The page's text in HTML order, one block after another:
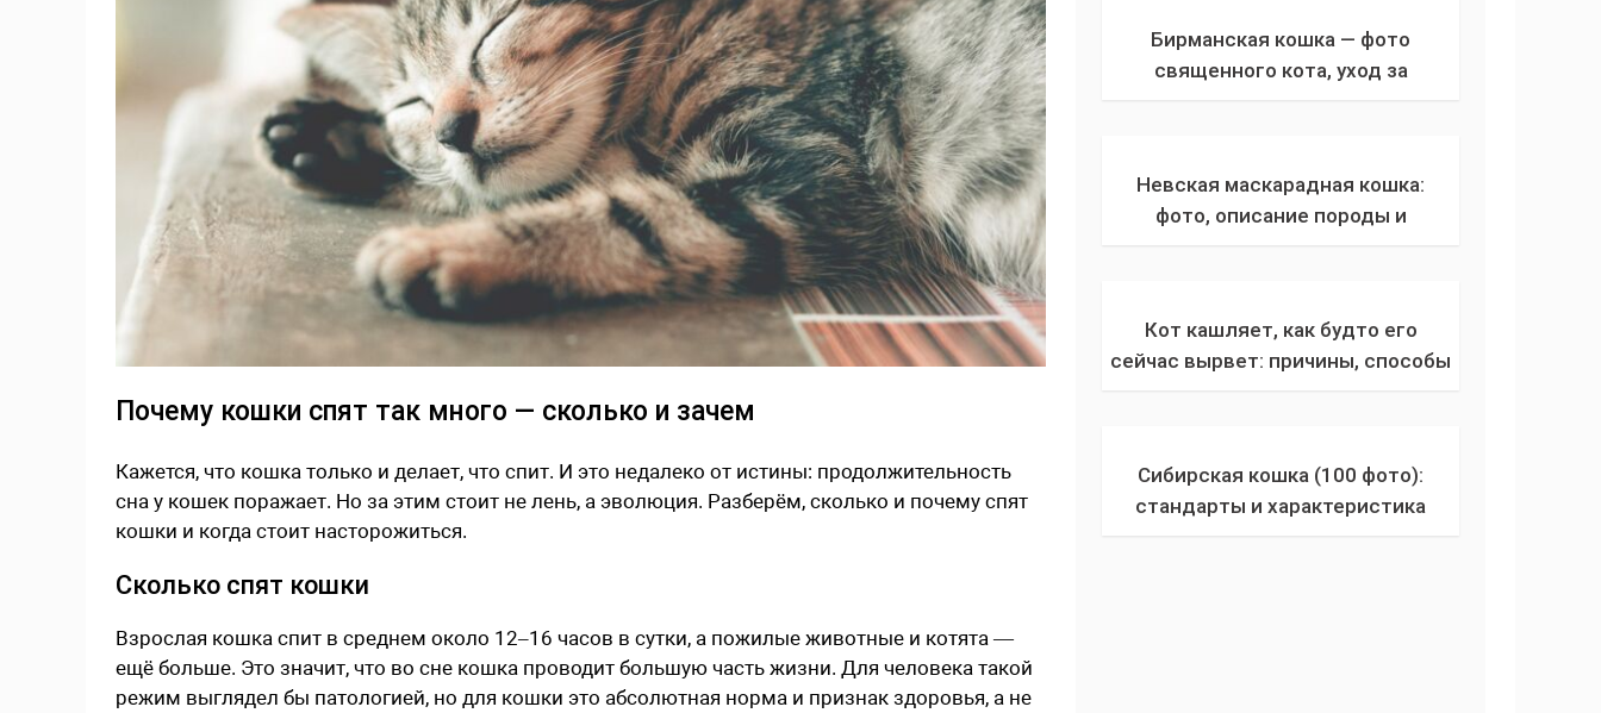
Почему кошки спят так много — сколько и зачем
Кажется, что кошка только и делает, что спит. И это недалеко от истины: продолжительность
сна у кошек поражает. Но за этим стоит не лень, а эволюция. Разберём, сколько и почему спят
кошки и когда стоит насторожиться.
Сколько спят кошки
Взрослая кошка спит в среднем около 12–16 часов в сутки, а пожилые животные и котята —
ещё больше. Это значит, что во сне кошка проводит большую часть жизни. Для человека такой
режим выглядел бы патологией, но для кошки это абсолютная норма и признак здоровья, а не
Бирманская кошка — фото
священного кота, уход за
Невская маскарадная кошка:
фото, описание породы и
Кот кашляет, как будто его
сейчас вырвет: причины, способы
Сибирская кошка (100 фото):
стандарты и характеристика